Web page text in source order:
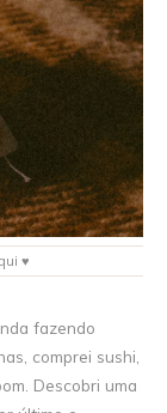
♥
fazendo
comprei sushi,
Descobri uma